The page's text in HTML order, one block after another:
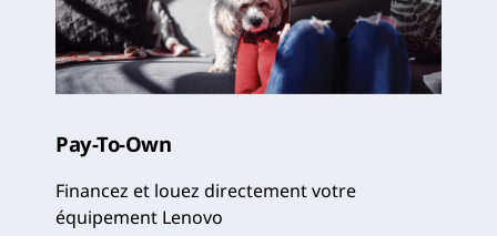
Pay-To-Own
Financez et louez directement votre
équipement Lenovo